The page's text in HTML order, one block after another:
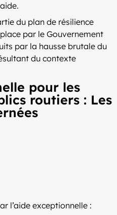
du plan de résilience
par le Gouvernement
par la hausse brutale du
du contexte
pour les
routiers : Les
l’aide exceptionnelle :